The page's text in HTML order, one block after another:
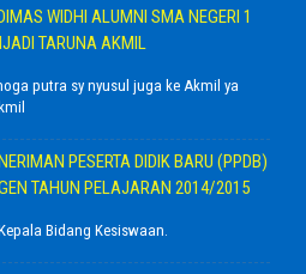
WIDHI ALUMNI SMA NEGERI 1
TARUNA AKMIL
putra sy nyusul juga ke Akmil ya
PESERTA DIDIK BARU (PPDB)
TAHUN PELAJARAN 2014/2015
Bidang Kesiswaan.